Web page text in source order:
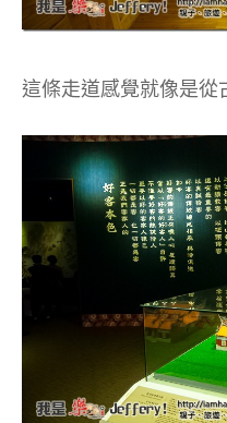
這條走道感覺就像是從